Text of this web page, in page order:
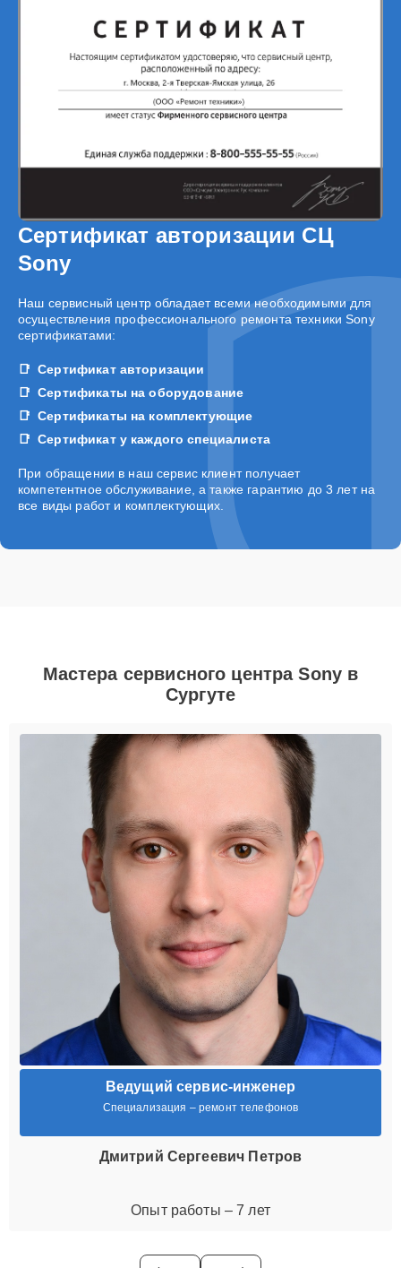
Сертификат авторизации СЦ
Sony
Наш сервисный центр обладает всеми необходимыми для
осуществления профессионального ремонта техники Sony
сертификатами:
Сертификат авторизации
Сертификаты на оборудование
Сертификаты на комплектующие
Сертификат у каждого специалиста
При обращении в наш сервис клиент получает
компетентное обслуживание, а также гарантию до 3 лет на
все виды работ и комплектующих.
Мастера сервисного центра Sony в
Сургуте
Ведущий сервис-инженер
Специализация – ремонт телефонов
Дмитрий Сергеевич Петров
Опыт работы – 7 лет